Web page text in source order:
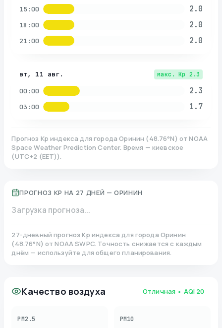
15:00 2.0
18:00 2.0
21:00 2.0
вт, 11 авг. макс. Kp 2.3
00:00 2.3
03:00 1.7
Прогноз Kp индекса для города Оринин (48.76°N) от NOAA
Space Weather Prediction Center. Время — киевское
(UTC+2 (EET)).
ПРОГНОЗ KP НА 27 ДНЕЙ — ОРИНИН
Загрузка прогноза...
27-дневный прогноз Kp индекса для города Оринин
(48.76°N)от NOAA SWPC. Точность снижается с каждым
днём — используйте для общего планирования.
Качество воздуха Отличная • AQI 20
PM2.5 PM10